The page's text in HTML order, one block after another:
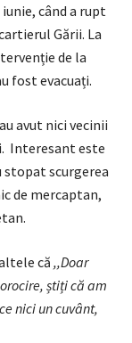
când a rupt
Gării. La
de la
fost evacuați.
avut nici vecinii
Interesant este
stopat scurgerea
de mercaptan,
că ,,Doar
știți că am
nici un cuvânt,